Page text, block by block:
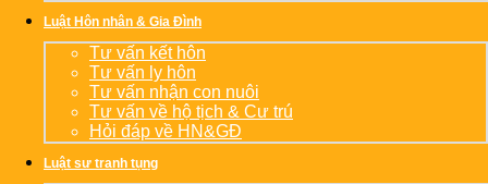
Luật Hôn nhân & Gia Đình
Tư vấn kết hôn
Tư vấn ly hôn
Tư vấn nhận con nuôi
Tư vấn về hộ tịch & Cư trú
Hỏi đáp về HN&GĐ
Luật sư tranh tụng